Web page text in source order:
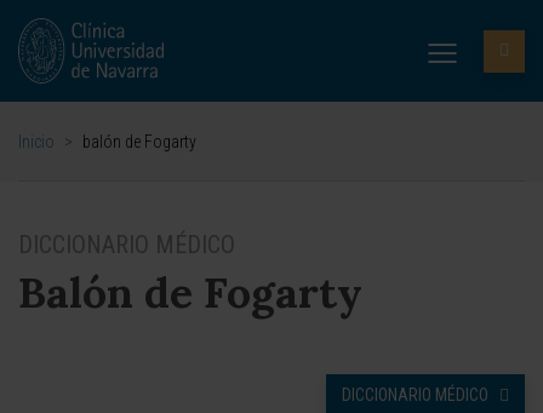
Inicio > balón de Fogarty
DICCIONARIO MÉDICO
Balón de Fogarty
DICCIONARIO MÉDICO